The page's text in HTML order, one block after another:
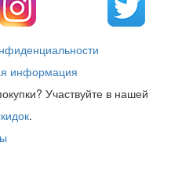
информация
Участвуйте в нашей
.